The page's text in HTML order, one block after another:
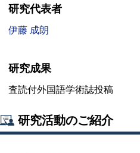
研究代表者
伊藤 成朗
研究成果
査読付外国語学術誌投稿
研究活動のご紹介